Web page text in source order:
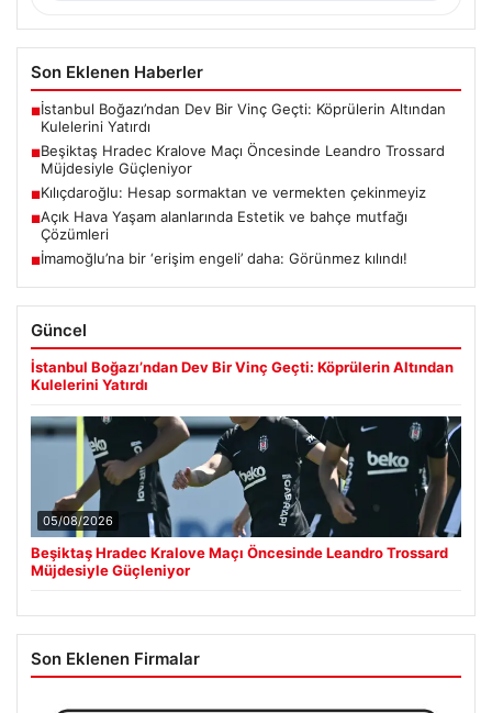
Son Eklenen Haberler
■İstanbul Boğazı’ndan Dev Bir Vinç Geçti: Köprülerin Altından
Kulelerini Yatırdı
■Beşiktaş Hradec Kralove Maçı Öncesinde Leandro Trossard
Müjdesiyle Güçleniyor
■Kılıçdaroğlu: Hesap sormaktan ve vermekten çekinmeyiz
■Açık Hava Yaşam alanlarında Estetik ve bahçe mutfağı
Çözümleri
■İmamoğlu’na bir ‘erişim engeli’ daha: Görünmez kılındı!
Güncel
İstanbul Boğazı’ndan Dev Bir Vinç Geçti: Köprülerin Altından
Kulelerini Yatırdı
05/08/2026
Beşiktaş Hradec Kralove Maçı Öncesinde Leandro Trossard
Müjdesiyle Güçleniyor
Son Eklenen Firmalar